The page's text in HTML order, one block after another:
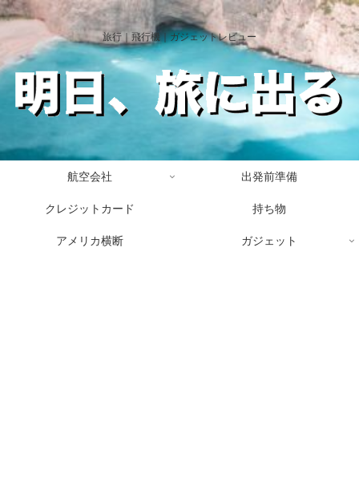
旅行｜飛行機｜ガジェットレビュー
航空会社 出発前準備
クレジットカード 持ち物
アメリカ横断 ガジェット